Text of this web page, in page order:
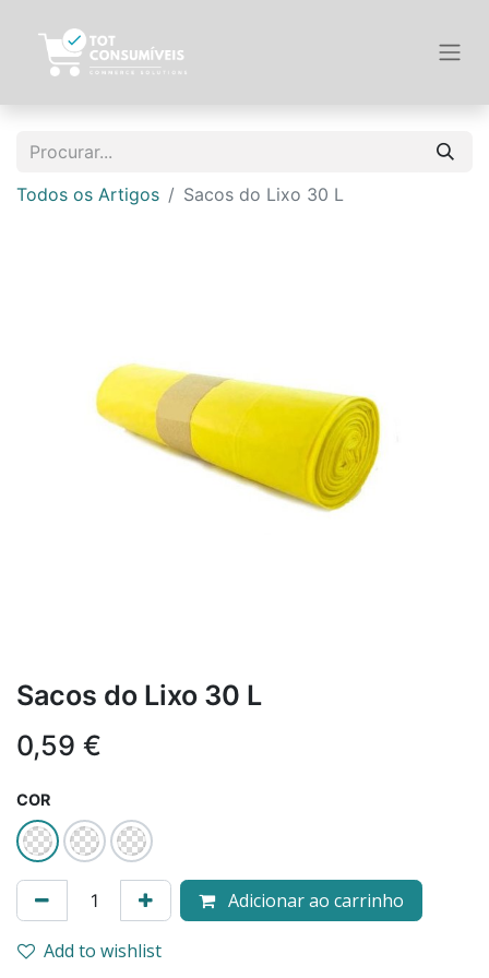
Todos os Artigos Sacos do Lixo 30 L
Sacos do Lixo 30 L
0,59 €
COR
Adicionar ao carrinho
Add to wishlist